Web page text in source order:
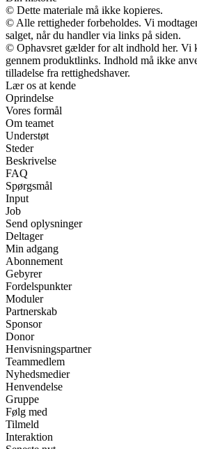
© Dette materiale må ikke kopieres.
© Alle rettigheder forbeholdes. Vi
salget, når du handler via links på siden.
© Ophavsret gælder for alt indhold her. Vi
gennem produktlinks. Indhold må ikke
tilladelse fra rettighedshaver.
Lær os at kende
Oprindelse
Vores formål
Om teamet
Understøt
Steder
Beskrivelse
FAQ
Spørgsmål
Input
Job
Send oplysninger
Deltager
Min adgang
Abonnement
Gebyrer
Fordelspunkter
Moduler
Partnerskab
Sponsor
Donor
Henvisningspartner
Teammedlem
Nyhedsmedier
Henvendelse
Gruppe
Følg med
Tilmeld
Interaktion